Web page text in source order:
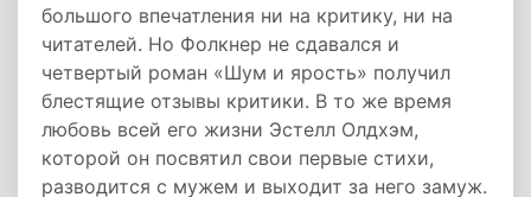
большого впечатления ни на критику, ни на
читателей. Но Фолкнер не сдавался и
четвертый роман «Шум и ярость» получил
блестящие отзывы критики. В то же время
любовь всей его жизни Эстелл Олдхэм,
которой он посвятил свои первые стихи,
разводится с мужем и выходит за него замуж.